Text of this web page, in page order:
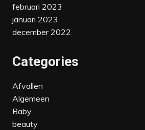
februari 2023
januari 2023
december 2022
Categories
Afvallen
Algemeen
Baby
beauty